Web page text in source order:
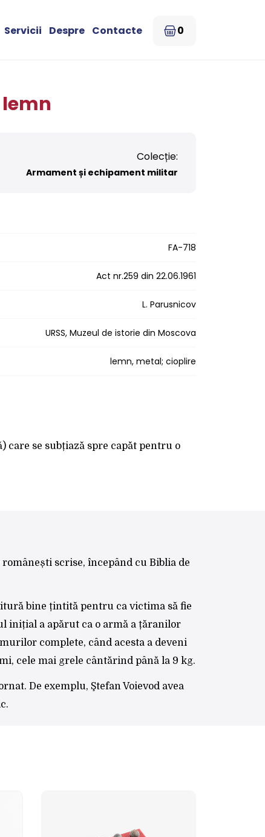
Servicii Despre Contacte 0
Colecție:
Armament și echipament militar
FA-718
Act nr.259 din 22.06.1961
L. Parusnicov
URSS, Muzeul de istorie din Moscova
lemn, metal; cioplire
care se subțiază spre capăt pentru o
scrise, începând cu Biblia de
bine țintită pentru ca victima să fie
inițial a apărut ca o armă a țăranilor
complete, când acesta a deveni
cele mai grele cântărind până la 9 kg.
De exemplu, Ştefan Voievod avea